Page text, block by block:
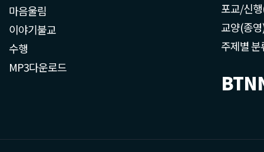
마음울림
이야기불교
수행
MP3다운로드
포교/신
교양(종
주제별 분